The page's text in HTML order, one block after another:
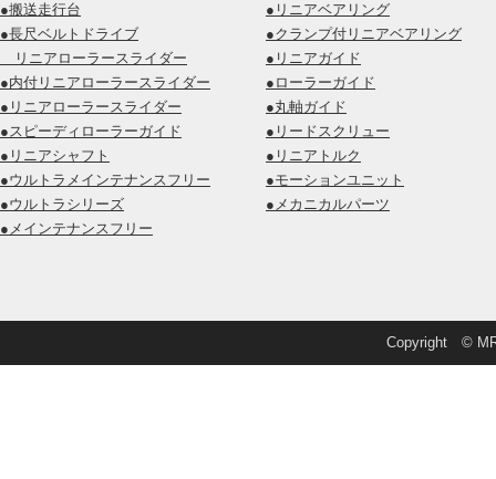
●搬送走行台
●長尺ベルトドライブ
リニアローラースライダー
●内付リニアローラースライダー
●リニアローラースライダー
●スピーディローラーガイド
●リニアシャフト
●ウルトラメインテナンスフリー
●ウルトラシリーズ
●メインテナンスフリー
●リニアベアリング
●クランプ付リニアベアリング
●リニアガイド
●ローラーガイド
●丸軸ガイド
●リードスクリュー
●リニアトルク
●モーションユニット
●メカニカルパーツ
Copyright ©